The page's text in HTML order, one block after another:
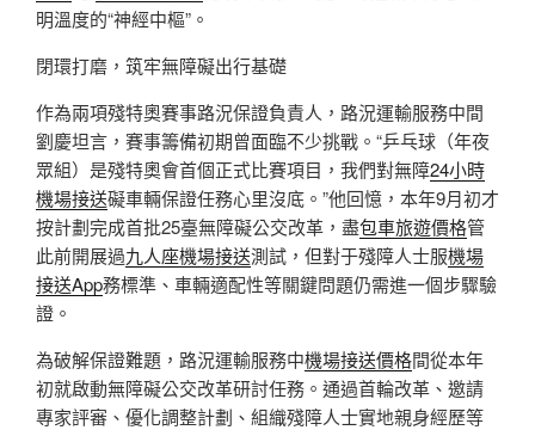
明溫度的“神經中樞”。
閉環打磨，筑牢無障礙出行基礎
作為兩項殘特奧賽事路況保證負責人，路況運輸服務中間
劉慶坦言，賽事籌備初期曾面臨不少挑戰。“乒乓球（年夜
眾組）是殘特奧會首個正式比賽項目，我們對無障24小時
機場接送礙車輛保證任務心里沒底。”他回憶，本年9月初才
按計劃完成首批25臺無障礙公交改革，盡包車旅遊價格管
此前開展過九人座機場接送測試，但對于殘障人士服機場
接送App務標準、車輛適配性等關鍵問題仍需進一個步驟驗
證。
為破解保證難題，路況運輸服務中機場接送價格間從本年
初就啟動無障礙公交改革研討任務。通過首輪改革、邀請
專家評審、優化調整計劃、組織殘障人士實地親身經歷等